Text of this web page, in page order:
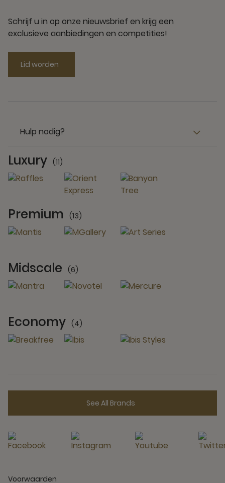
Schrijf u in op onze nieuwsbrief en krijg een
exclusieve aanbiedingen en competities!
Lid worden
Hulp nodig?
Luxury (11)
Premium (13)
Midscale (6)
Economy (4)
See All Brands
Voorwaarden